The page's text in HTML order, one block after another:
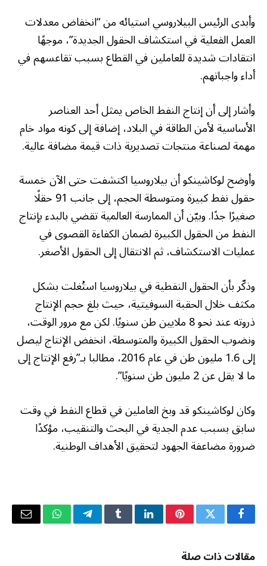
وأبدى الرئيس البيلاروسي استيائه من “انخفاض معدلات
العمل الفعلية في استكشاف الحقول الجديدة”، موجهًا
انتقادات شديدة للعاملين في القطاع بسبب تقاعسهم في
أداء واجباتهم.
وأشار إلى أن إنتاج النفط الخاص يمثل أحد العناصر
الأساسية لأمن الطاقة في البلاد، إضافة إلى كونه مواد خام
مهمة لصناعة منتجات تصديرية ذات قيمة مضافة عالية.
وأوضح لوكاشينكو أن بيلاروسيا اكتشفت حتى الآن خمسة
حقول نفط كبيرة ومتوسطة الحجم، إلى جانب 91 حقلًا
صغيرًا جدًا. وبيّن أن الممارسة العالمية تقضي بالبدء بإنتاج
النفط من الحقول الكبيرة لضمان الكفاءة القصوى في
عمليات الاستكشاف، ثم الانتقال إلى الحقول الأصغر.
وذكّر بأن الحقول النفطية في بيلاروسيا استُغلت بشكل
مكثف خلال الحقبة السوفيتية، حيث بلغ حجم الإنتاج
ذروته عند نحو 8 ملايين طن سنويًا. لكن مع مرور الوقت،
ونضوب الحقول الكبيرة والمتوسطة، انخفض الإنتاج ليصل
إلى 1.6 مليون طن في عام 2016، مطالبا بـ”رفع الإنتاج إلى
ما لا يقل عن 2 مليون طن سنويًا”.
وكان لوكاشينكو قد وبخ العاملين في قطاع النفط في وقت
سابق بسبب عدم الجدية في البحث والتنقيب، مؤكدًا
ضرورة مضاعفة الجهود لتحقيق الأهداف الوطنية.
فيسبوكتويتر بينتيريستلينكدإنTumblrتيلقرامواتسابالبريد
مقالات ذات صلة